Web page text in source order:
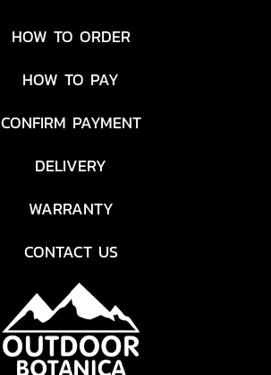
HOW TO ORDER
HOW TO PAY
CONFIRM PAYMENT
DELIVERY
WARRANTY
CONTACT US